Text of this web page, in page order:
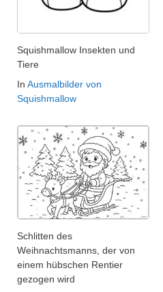
Squishmallow Insekten und
Tiere
In Ausmalbilder von
Squishmallow
Schlitten des
Weihnachtsmanns, der von
einem hübschen Rentier
gezogen wird